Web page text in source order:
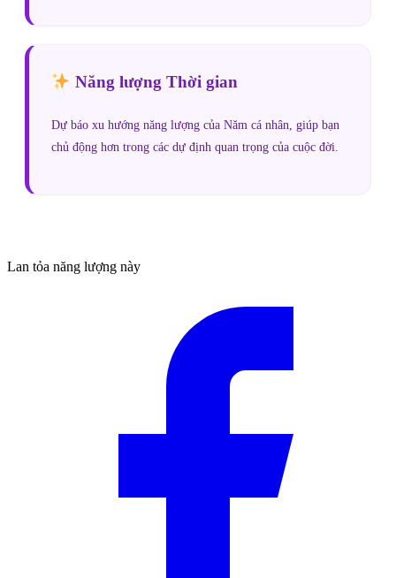
Năng lượng Thời gian
Dự báo xu hướng năng lượng của Năm cá nhân, giúp bạn
chủ động hơn trong các dự định quan trọng của cuộc đời.
Lan tỏa năng lượng này